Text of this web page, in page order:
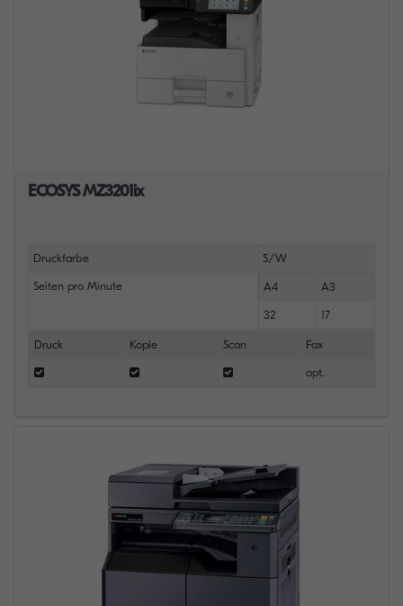
ECOSYS MZ3201ix
Druckfarbe S/W
Seiten pro Minute A4 A3
32 17
Druck Kopie Scan Fax
opt.